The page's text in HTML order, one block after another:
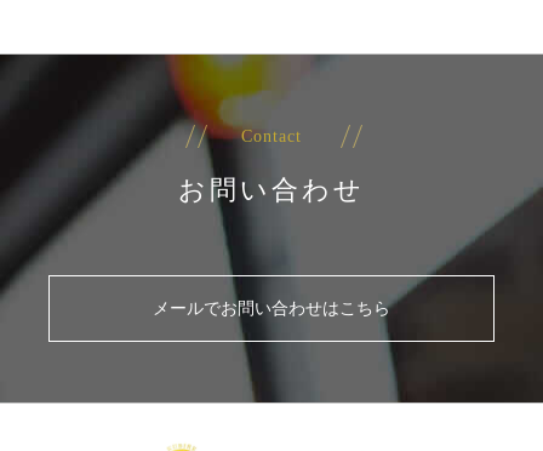
Contact
お問い合わせ
メールでお問い合わせはこちら